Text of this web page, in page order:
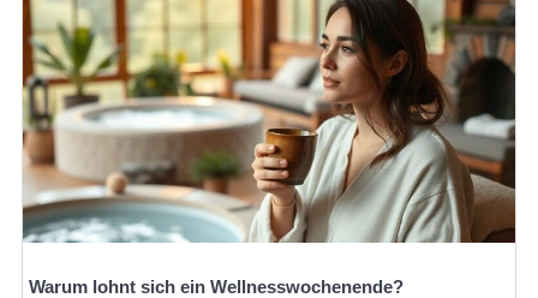
Warum lohnt sich ein Wellnesswochenende?